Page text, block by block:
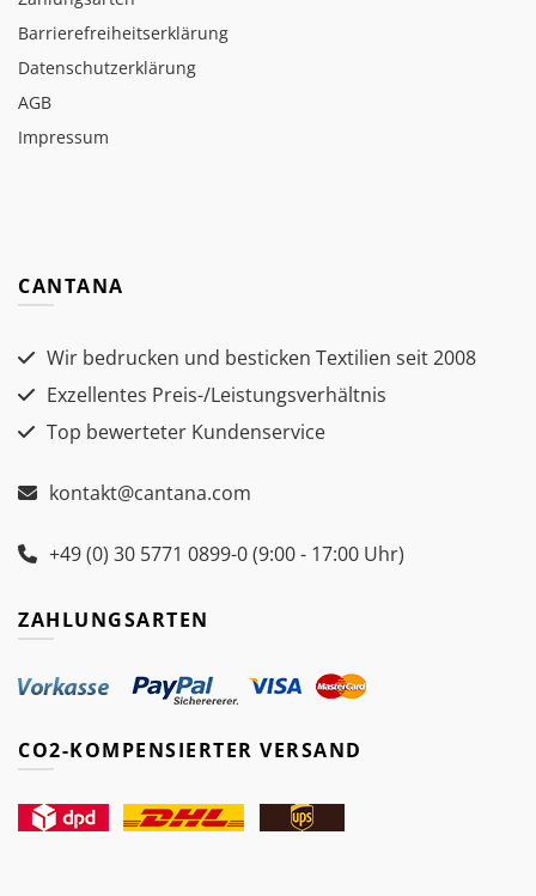
Barrierefreiheitserklärung
Datenschutzerklärung
AGB
Impressum
CANTANA
Wir bedrucken und besticken Textilien seit 2008
Exzellentes Preis-/Leistungsverhältnis
Top bewerteter Kundenservice
kontakt@cantana.com
+49 (0) 30 5771 0899-0 (9:00 - 17:00 Uhr)
ZAHLUNGSARTEN
CO2-KOMPENSIERTER VERSAND